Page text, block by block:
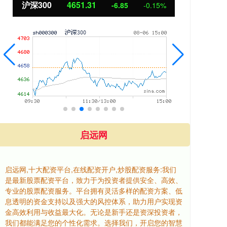
沪深300 4651.31 -6.85 -0.15%
启远网
启远网,十大配资平台,在线配资开户,炒股配资服务:我们
是最新股票配资平台，致力于为投资者提供安全、高效、
专业的股票配资服务。平台拥有灵活多样的配资方案、低
息透明的资金支持以及强大的风控体系，助力用户实现资
金高效利用与收益最大化。无论是新手还是资深投资者，
我们都能满足您的个性化需求。选择我们，开启您的智慧